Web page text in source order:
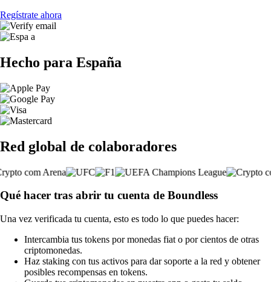
Regístrate ahora
Hecho para España
Red global de colaboradores
Qué hacer tras abrir tu cuenta de Boundless
Una vez verificada tu cuenta, esto es todo lo que puedes hacer:
Intercambia tus tokens por monedas fiat o por cientos de otras
criptomonedas.
Haz staking con tus activos para dar soporte a la red y obtener
posibles recompensas en tokens.